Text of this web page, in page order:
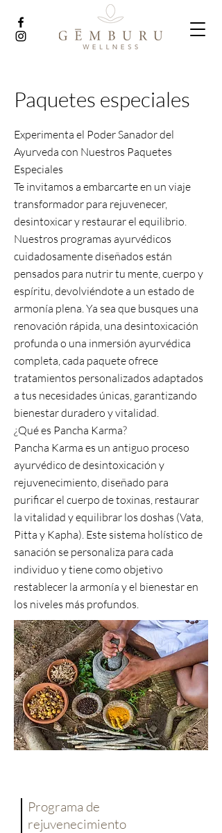
Paquetes especiales
Experimenta el Poder Sanador del
Ayurveda con Nuestros Paquetes
Especiales
Te invitamos a embarcarte en un viaje
transformador para rejuvenecer,
desintoxicar y restaurar el equilibrio.
Nuestros programas ayurvédicos
cuidadosamente diseñados están
pensados para nutrir tu mente, cuerpo y
espíritu, devolviéndote a un estado de
armonía plena. Ya sea que busques una
renovación rápida, una desintoxicación
profunda o una inmersión ayurvédica
completa, cada paquete ofrece
tratamientos personalizados adaptados
a tus necesidades únicas, garantizando
bienestar duradero y vitalidad.
¿Qué es Pancha Karma?
Pancha Karma es un antiguo proceso
ayurvédico de desintoxicación y
rejuvenecimiento, diseñado para
purificar el cuerpo de toxinas, restaurar
la vitalidad y equilibrar los doshas (Vata,
Pitta y Kapha). Este sistema holístico de
sanación se personaliza para cada
individuo y tiene como objetivo
restablecer la armonía y el bienestar en
los niveles más profundos.
Programa de
rejuvenecimiento